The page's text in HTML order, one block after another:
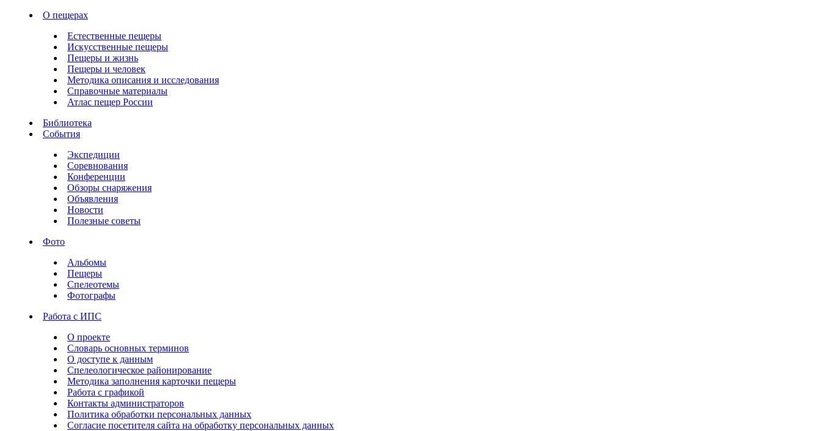
О пещерах
Естественные пещеры
Искусственные пещеры
Пещеры и жизнь
Пещеры и человек
Методика описания и исследования
Справочные материалы
Атлас пещер России
Библиотека
События
Экспедиции
Соревнования
Конференции
Обзоры снаряжения
Объявления
Новости
Полезные советы
Фото
Альбомы
Пещеры
Спелеотемы
Фотографы
Работа с ИПС
О проекте
Словарь основных терминов
О доступе к данным
Спелеологическое районирование
Методика заполнения карточки пещеры
Работа с графикой
Контакты администраторов
Политика обработки персональных данных
Согласие посетителя сайта на обработку персональных данных